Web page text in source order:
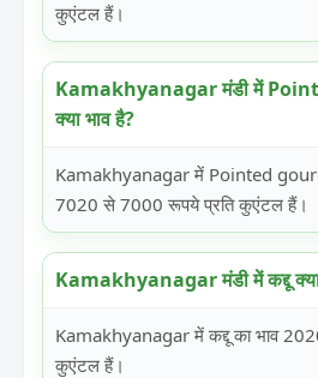
कुएंटल हैं।
Kamakhyanagar मंडी में
क्या भाव है?
Kamakhyanagar में Pointed
7020 से 7000 रूपये प्रति कुएंटल हैं।
Kamakhyanagar मंडी में कद्दू
Kamakhyanagar में कद्दू का भाव
कुएंटल हैं।